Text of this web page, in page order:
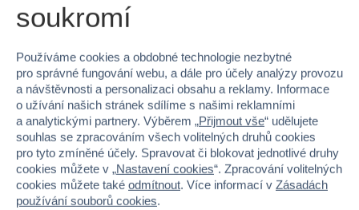
−28 %
soukromí
Používáme cookies a obdobné technologie nezbytné
pro správné fungování webu, a dále pro účely analýzy provozu
a návštěvnosti a personalizaci obsahu a reklamy. Informace
o užívání našich stránek sdílíme s našimi reklamními
a analytickými partnery. Výběrem „Přijmout vše“ udělujete
souhlas se zpracováním všech volitelných druhů cookies
pro tyto zmíněné účely. Spravovat či blokovat jednotlivé druhy
cookies můžete v „Nastavení cookies“. Zpracování volitelných
cookies můžete také odmítnout. Více informací v Zásadách
používání souborů cookies.